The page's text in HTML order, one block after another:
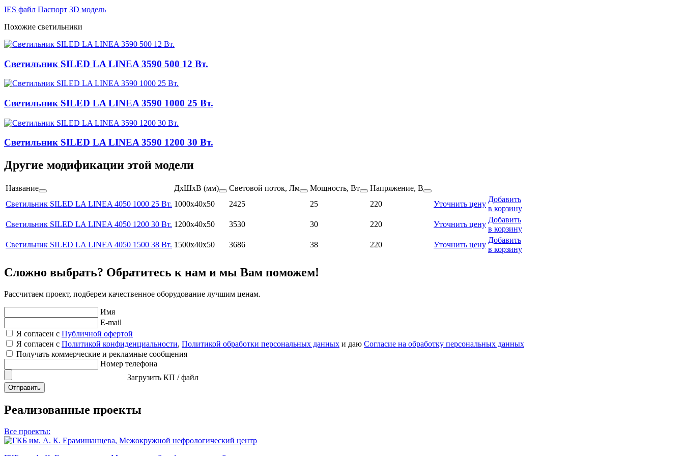
IES файл Паспорт 3D модель
Похожие светильники
Светильник SILED LA LINEA 3590 500 12 Вт.
Светильник SILED LA LINEA 3590 1000 25 Вт.
Светильник SILED LA LINEA 3590 1200 30 Вт.
Другие модификации этой модели
Название ДхШхВ (мм) Световой поток, Лм Мощность, Вт
Напряжение, В
Светильник SILED LA LINEA 4050 1000 25 Вт. 1000x40x50 2425 25 220 Уточнить цену
Добавить
в корзину
Светильник SILED LA LINEA 4050 1200 30 Вт. 1200x40x50 3530 30 220 Уточнить цену
Добавить
в корзину
Светильник SILED LA LINEA 4050 1500 38 Вт. 1500x40x50 3686 38 220 Уточнить цену
Добавить
в корзину
Сложно выбрать? Обратитесь к нам и мы Вам поможем!
Рассчитаем проект, подберем качественное оборудование лучшим ценам.
Имя
E-mail
Я согласен с Публичной офертой
Я согласен с Политикой конфиденциальности, Политикой обработки персональных данных и даю Согласие на обработку персональных данных
Получать коммерческие и рекламные сообщения
Номер телефона
Загрузить КП / файл
Отправить
Реализованные проекты
Все проекты: